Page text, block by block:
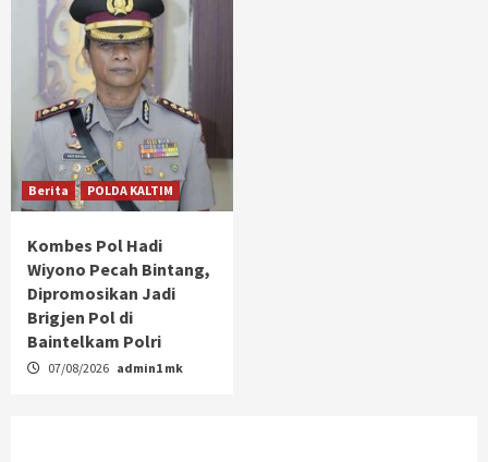
Berita POLDA KALTIM
Kombes Pol Hadi
Wiyono Pecah Bintang,
Dipromosikan Jadi
Brigjen Pol di
Baintelkam Polri
07/08/2026 admin1 mk